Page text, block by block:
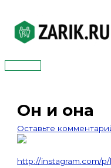
содержимому
Главное
Он и она
Оставьте
http://instagram.com/p/